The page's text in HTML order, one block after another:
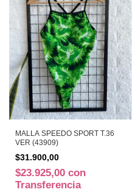
MALLA SPEEDO SPORT T.36
VER (43909)
$31.900,00
$23.925,00 con
Transferencia